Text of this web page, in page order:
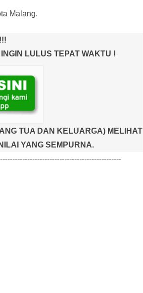
Malang.
LULUS TEPAT WAKTU !
TUA DAN KELUARGA) MELIHAT
YANG SEMPURNA.